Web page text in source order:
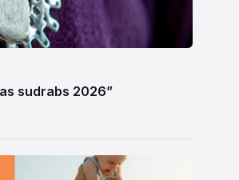
sudrabs 2026”